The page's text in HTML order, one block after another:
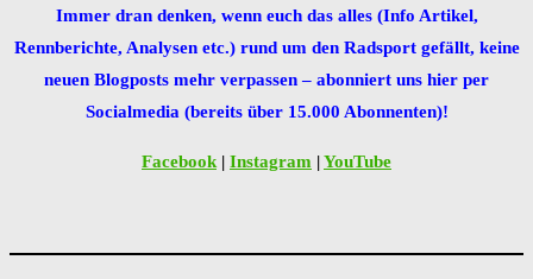
Immer dran denken, wenn euch das alles (Info Artikel,
Rennberichte, Analysen etc.) rund um den Radsport gefällt, keine
neuen Blogposts mehr verpassen – abonniert uns hier per
Socialmedia (bereits über 15.000 Abonnenten)!
Facebook| Instagram |YouTube